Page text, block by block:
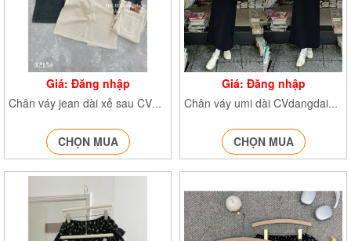
Giá: Đăng nhập
Chân váy jean dài xẻ sau CV7602 CV7603
CHỌN MUA
Giá: Đăng nhập
Chân váy umi dài CVdangdai2403
CHỌN MUA